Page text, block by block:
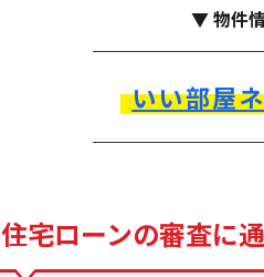
▼ 物件
いい部屋
住宅ローンの審査に